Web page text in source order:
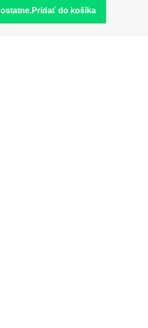
ostatne.Pridať do košíka